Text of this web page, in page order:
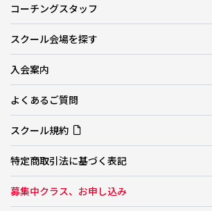
コーチングスタッフ
スクール会場を探す
入会案内
よくあるご質問
スクール規約
特定商取引法に基づく表記
募集中クラス、お申し込み